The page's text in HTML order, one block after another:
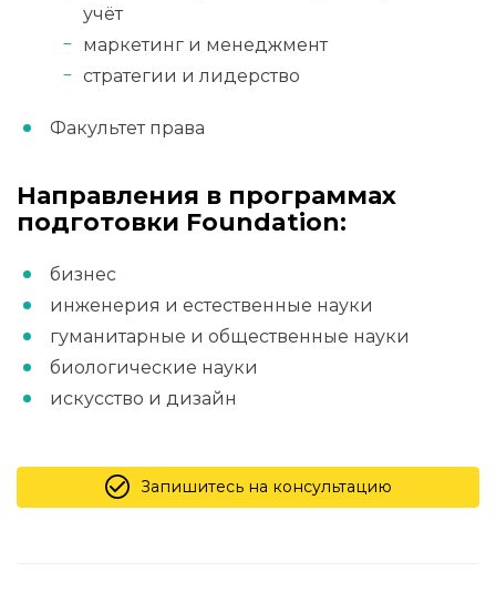
учёт
маркетинг и менеджмент
стратегии и лидерство
Факультет права
Направления в программах
подготовки Foundation:
бизнес
инженерия и естественные науки
гуманитарные и общественные науки
биологические науки
искусство и дизайн
Запишитесь на консультацию